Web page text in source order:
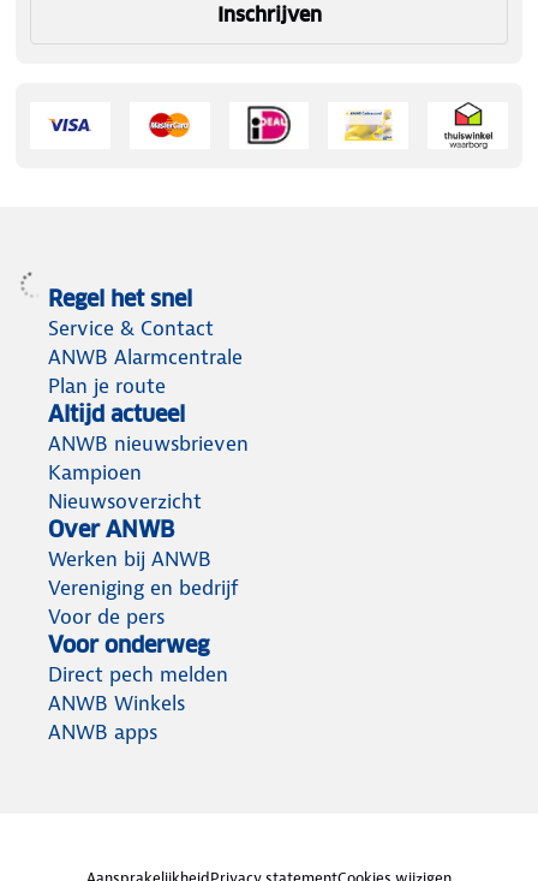
Inschrijven
Regel het snel
Service & Contact
ANWB Alarmcentrale
Plan je route
Altijd actueel
ANWB nieuwsbrieven
Kampioen
Nieuwsoverzicht
Over ANWB
Werken bij ANWB
Vereniging en bedrijf
Voor de pers
Voor onderweg
Direct pech melden
ANWB Winkels
ANWB apps